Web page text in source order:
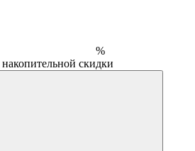
%
скидки